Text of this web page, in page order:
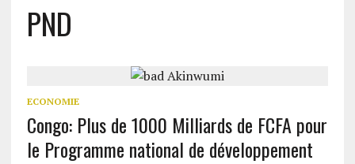
PND
ECONOMIE
Congo: Plus de 1000 Milliards de FCFA pour
le Programme national de développement